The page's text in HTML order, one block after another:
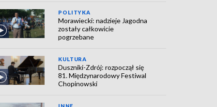
POLITYKA
Morawiecki: nadzieje Jagodna
zostały całkowicie
pogrzebane
KULTURA
Duszniki-Zdrój: rozpoczął się
81. Międzynarodowy Festiwal
Chopinowski